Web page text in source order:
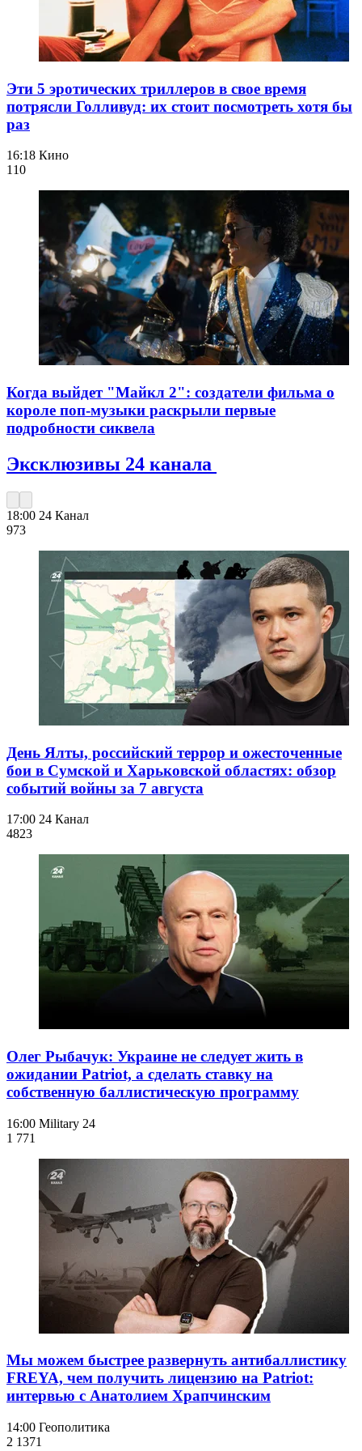
Эти 5 эротических триллеров в свое время
потрясли Голливуд: их стоит посмотреть хотя бы
раз
16:18 Кино
110
Когда выйдет "Майкл 2": создатели фильма о
короле поп-музыки раскрыли первые
подробности сиквела
Эксклюзивы 24 канала
18:00 24 Канал
973
День Ялты, российский террор и ожесточенные
бои в Сумской и Харьковской областях: обзор
событий войны за 7 августа
17:00 24 Канал
4823
Олег Рыбачук: Украине не следует жить в
ожидании Patriot, а сделать ставку на
собственную баллистическую программу
16:00 Military 24
1 771
Мы можем быстрее развернуть антибаллистику
FREYA, чем получить лицензию на Patriot:
интервью с Анатолием Храпчинским
14:00 Геополитика
2 1371